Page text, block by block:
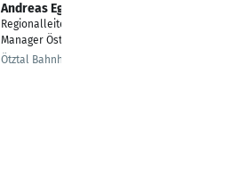
Andreas Egger
Regionalleiter/Area
Manager Österreich
Ötztal Bahnhof